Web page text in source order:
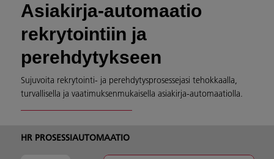
Asiakirja-automaatio
rekrytointiin ja
perehdytykseen
Sujuvoita rekrytointi- ja perehdytysprosessejasi tehokkaalla,
turvallisella ja vaatimuksenmukaisella asiakirja-automaatiolla.
HR PROSESSIAUTOMAATIO